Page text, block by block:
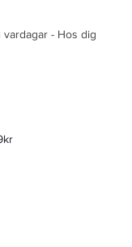
vardagar - Hos dig